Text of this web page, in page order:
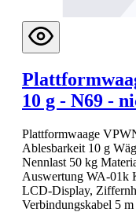
10 g - N69 -
Plattformwaage
Ablesbarkeit 10 g
Nennlast 50 kg
Auswertung WA-01k
LCD-Display,
Verbindungskabel 5